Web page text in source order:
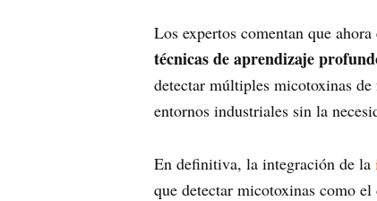
Los expertos comentan que
técnicas de aprendizaje
detectar múltiples micotoxinas
entornos industriales sin la
En definitiva, la integración de la
que detectar micotoxinas como